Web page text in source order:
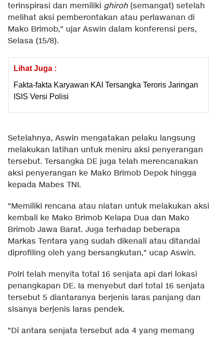
terinspirasi dan memiliki ghiroh (semangat) setelah
melihat aksi pemberontakan atau perlawanan di
Mako Brimob," ujar Aswin dalam konferensi pers,
Selasa (15/8).
Lihat Juga :
Fakta-fakta Karyawan KAI Tersangka Teroris Jaringan
ISIS Versi Polisi
Setelahnya, Aswin mengatakan pelaku langsung
melakukan latihan untuk meniru aksi penyerangan
tersebut. Tersangka DE juga telah merencanakan
aksi penyerangan ke Mako Brimob Depok hingga
kepada Mabes TNI.
"Memiliki rencana atau niatan untuk melakukan aksi
kembali ke Mako Brimob Kelapa Dua dan Mako
Brimob Jawa Barat. Juga terhadap beberapa
Markas Tentara yang sudah dikenali atau ditandai
diprofiling oleh yang bersangkutan," ucap Aswin.
Polri telah menyita total 16 senjata api dari lokasi
penangkapan DE. Ia menyebut dari total 16 senjata
tersebut 5 diantaranya berjenis laras panjang dan
sisanya berjenis laras pendek.
"Di antara senjata tersebut ada 4 yang memang